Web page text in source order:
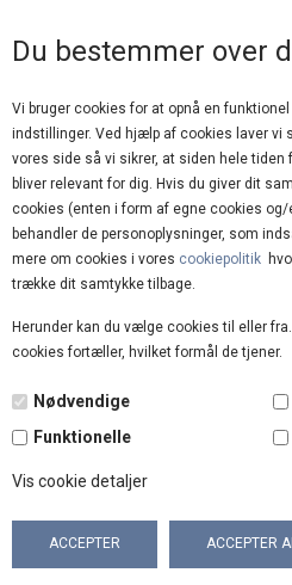
Du bestemmer over
Vi bruger cookies for at opnå en
indstillinger. Ved hjælp af cookies laver vi
vores side så vi sikrer, at siden hele
bliver relevant for dig. Hvis du giver dit
cookies (enten i form af egne cookies
behandler de personoplysninger, som
mere om cookies i vores cookiepolitik
trække dit samtykke tilbage.
Herunder kan du vælge cookies til eller
cookies fortæller, hvilket formål de tjener.
Nødvendige
Funktionelle
Vis cookie detaljer
Forside» Brands»Teministeriet